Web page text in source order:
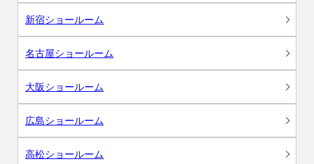
新宿ショールーム
名古屋ショールーム
大阪ショールーム
広島ショールーム
高松ショールーム